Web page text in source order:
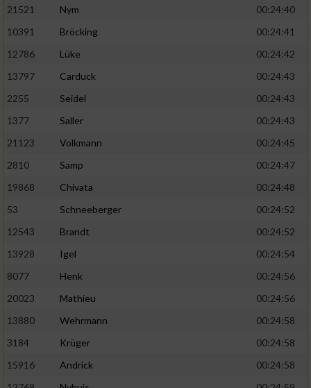
21521
Nym
00:24:40
10391
Bröcking
00:24:41
12786
Lüke
00:24:42
13797
Carduck
00:24:43
2255
Seidel
00:24:43
1377
Saller
00:24:43
21123
Volkmann
00:24:45
2810
Samp
00:24:47
19868
Chivata
00:24:48
53
Schneeberger
00:24:52
12543
Brandt
00:24:52
13928
Igel
00:24:54
8077
Henk
00:24:56
20023
Mathieu
00:24:56
13880
Wehrmann
00:24:58
3184
Krüger
00:24:58
15916
Andrick
00:24:58